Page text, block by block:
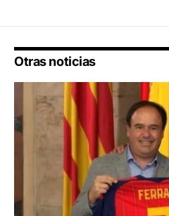
Otras noticias